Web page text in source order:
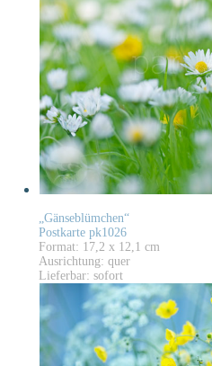
„Gänseblümchen“
Postkarte pk1026
Format: 17,2 x 12,1 cm
Ausrichtung: quer
Lieferbar: sofort